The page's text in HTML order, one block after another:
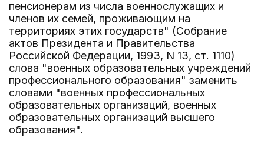
пенсионерам из числа военнослужащих и
членов их семей, проживающим на
территориях этих государств" (Собрание
актов Президента и Правительства
Российской Федерации, 1993, N 13, ст. 1110)
слова "военных образовательных учреждений
профессионального образования" заменить
словами "военных профессиональных
образовательных организаций, военных
образовательных организаций высшего
образования".